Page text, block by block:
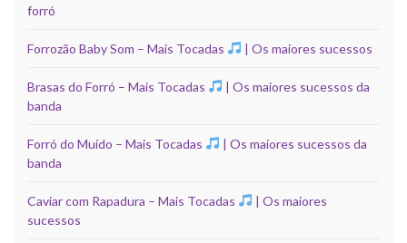
forró
Forrozão Baby Som – Mais Tocadas | Os maiores sucessos
Brasas do Forró – Mais Tocadas
| Os maiores sucessos da
banda
Forró do Muído – Mais Tocadas
| Os maiores sucessos da
banda
Caviar com Rapadura – Mais Tocadas
| Os maiores
sucessos